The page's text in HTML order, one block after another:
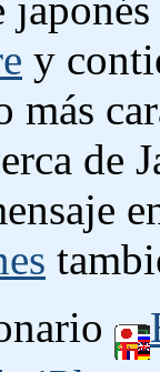
y
más
de